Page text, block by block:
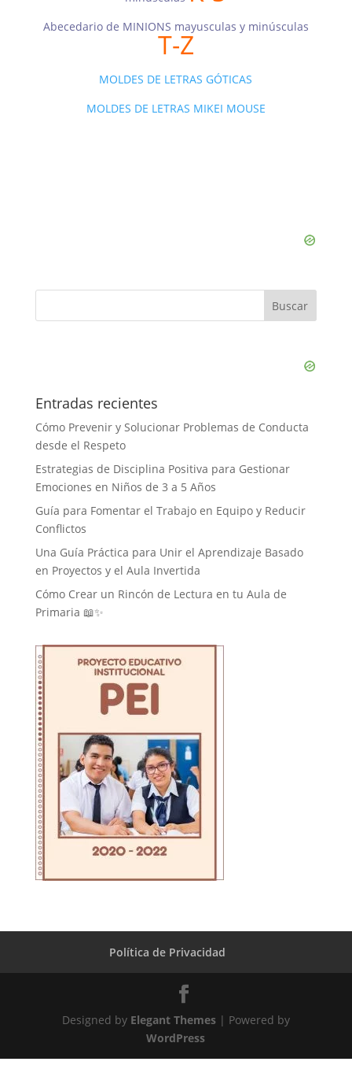
i
e
Abecedario de MINIONS mayusculas y minúsculas
T-Z
MOLDES DE LETRAS GÓTICAS
MOLDES DE LETRAS MIKEI MOUSE
Entradas recientes
Cómo Prevenir y Solucionar Problemas de Conducta
desde el Respeto
Estrategias de Disciplina Positiva para Gestionar
Emociones en Niños de 3 a 5 Años
Guía para Fomentar el Trabajo en Equipo y Reducir
Conflictos
Una Guía Práctica para Unir el Aprendizaje Basado
en Proyectos y el Aula Invertida
Cómo Crear un Rincón de Lectura en tu Aula de
Primaria 📖✨
Política de Privacidad
Designed by Elegant Themes| Powered by
WordPress